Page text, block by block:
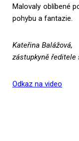
Malovaly oblíbené
pohybu a fantazie.
Kateřina Balážová,
zástupkyně ředitele
Odkaz na video